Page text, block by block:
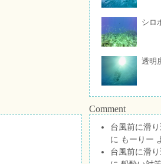
シロ
透明
Comment
台風前に滑
に もーりー
台風前に滑